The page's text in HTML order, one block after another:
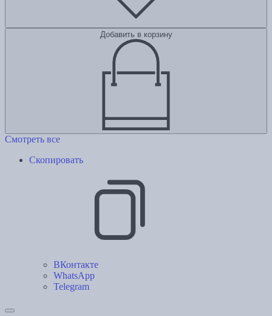
Добавить в корзину
Смотреть все
Скопировать
ВКонтакте
WhatsApp
Telegram